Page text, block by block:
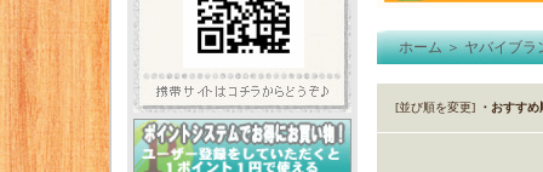
ホーム＞ヤバイブラ
[並び順を変更] ・おすすめ